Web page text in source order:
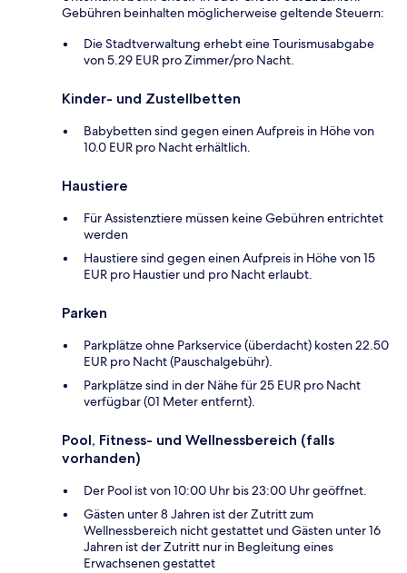
Gebühren beinhalten möglicherweise geltende Steuern:
Die Stadtverwaltung erhebt eine Tourismusabgabe
von 5.29 EUR pro Zimmer/pro Nacht.
Kinder- und Zustellbetten
Babybetten sind gegen einen Aufpreis in Höhe von
10.0 EUR pro Nacht erhältlich.
Haustiere
Für Assistenztiere müssen keine Gebühren entrichtet
werden
Haustiere sind gegen einen Aufpreis in Höhe von 15
EUR pro Haustier und pro Nacht erlaubt.
Parken
Parkplätze ohne Parkservice (überdacht) kosten 22.50
EUR pro Nacht (Pauschalgebühr).
Parkplätze sind in der Nähe für 25 EUR pro Nacht
verfügbar (01 Meter entfernt).
Pool, Fitness- und Wellnessbereich (falls
vorhanden)
Der Pool ist von 10:00 Uhr bis 23:00 Uhr geöffnet.
Gästen unter 8 Jahren ist der Zutritt zum
Wellnessbereich nicht gestattet und Gästen unter 16
Jahren ist der Zutritt nur in Begleitung eines
Erwachsenen gestattet